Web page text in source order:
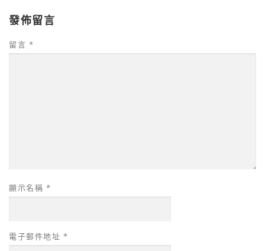
發佈留言
留言 *
顯示名稱 *
電子郵件地址 *